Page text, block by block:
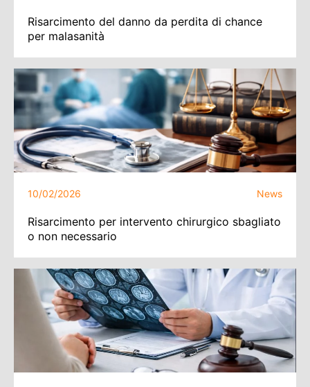
Risarcimento del danno da perdita di chance
per malasanità
10/02/2026 News
Risarcimento per intervento chirurgico sbagliato
o non necessario